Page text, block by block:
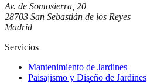
Av. de Somosierra, 20
28703 San Sebastián de los Reyes
Madrid
Servicios
Mantenimiento de Jardines
Paisajismo y Diseño de Jardines